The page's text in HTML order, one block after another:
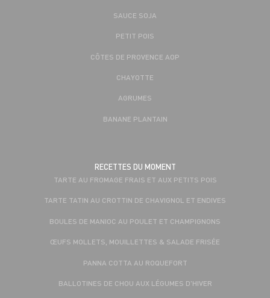
SAUCE SOJA
PETIT POIS
CÔTES DE PROVENCE AOP
CHAYOTTE
AGRUMES
BANANE PLANTAIN
RECETTES DU MOMENT
TARTE AU FROMAGE FRAIS ET AUX PETITS POIS
TARTE TATIN AU CROTTIN DE CHAVIGNOL ET ENDIVES
BOULES DE MANIOC AU POULET ET CHAMPIGNONS
ŒUFS MOLLETS, MOUILLETTES & SALADE FRISÉE
PANNA COTTA AU ROQUEFORT
BALLOTINES DE CHOU AUX LÉGUMES D'HIVER